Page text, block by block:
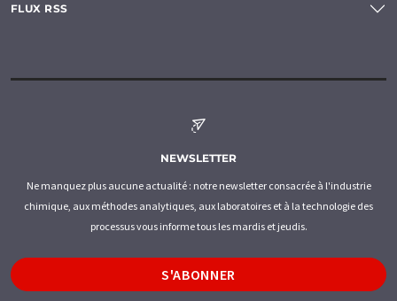
FLUX RSS
NEWSLETTER
Ne manquez plus aucune actualité : notre newsletter consacrée à l'industrie
chimique, aux méthodes analytiques, aux laboratoires et à la technologie des
processus vous informe tous les mardis et jeudis.
S'ABONNER